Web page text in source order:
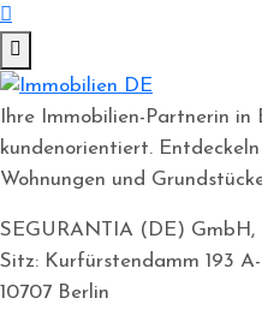
Ihre Immobilien-Partnerin in
kundenorientiert.
Wohnungen und
SEGURANTIA (DE) GmbH,
Sitz: Kurfürstendamm 193
10707 Berlin